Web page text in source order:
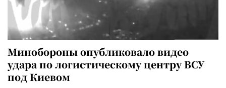
Минобороны опубликовало видео
удара по логистическому центру ВСУ
под Киевом